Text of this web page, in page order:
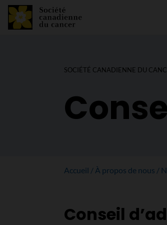
SOCIÉTÉ CANADIENNE DU
Accueil À propos de nous
Conseil